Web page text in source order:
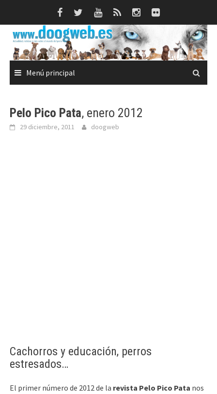
Menú principal
Pelo Pico Pata, enero 2012
29 diciembre, 2011 doogweb
Cachorros y educación, perros
estresados…
El primer número de 2012 de la revista Pelo Pico Pata nos